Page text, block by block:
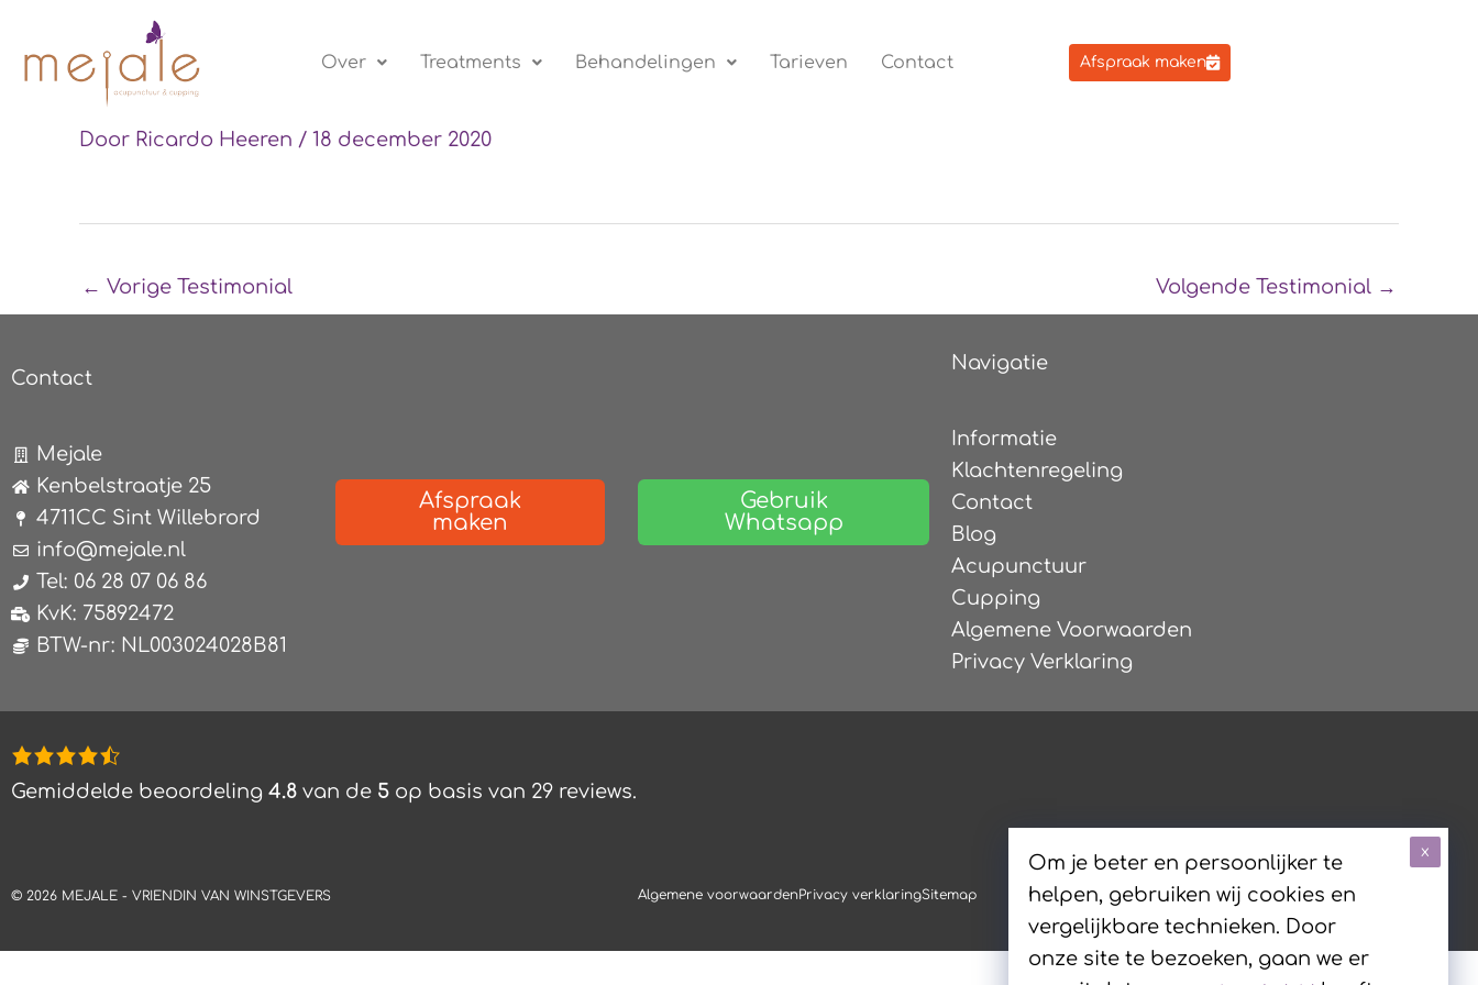
de
Over Treatments Behandelingen Tarieven Contact Afspraak maken
Door Ricardo Heeren / 18 december 2020
← Vorige Testimonial Volgende Testimonial →
Contact
Mejale
Kenbelstraatje 25
4711CC Sint Willebrord
info@mejale.nl
Tel: 06 28 07 06 86
KvK: 75892472
BTW-nr: NL003024028B81
Afspraak
maken
Gebruik
Whatsapp
Navigatie
Informatie
Klachtenregeling
Contact
Blog
Acupunctuur
Cupping
Algemene Voorwaarden
Privacy Verklaring
4,8
rating
12.345
Gemiddelde beoordeling 4.8 van de 5 op basis van 29 reviews.
© 2026 MEJALE - VRIENDIN VAN WINSTGEVERS Algemene voorwaardenPrivacy verklaringSitemap
x
Om je beter en persoonlijker te
helpen, gebruiken wij cookies en
vergelijkbare technieken. Door
onze site te bezoeken, gaan we er